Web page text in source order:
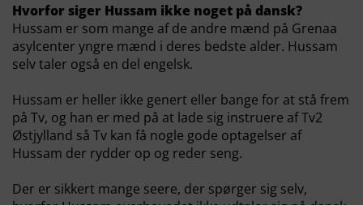
Hvorfor siger Hussam ikke noget på dansk?
Hussam er som mange af de andre mænd på Grenaa
asylcenter yngre mænd i deres bedste alder. Hussam
selv taler også en del engelsk.
Hussam er heller ikke genert eller bange for at stå frem
på Tv, og han er med på at lade sig instruere af Tv2
Østjylland så Tv kan få nogle gode optagelser af
Hussam der rydder op og reder seng.
Der er sikkert mange seere, der spørger sig selv,